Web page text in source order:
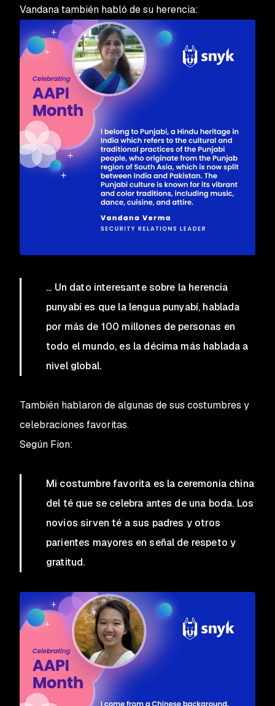
Vandana también habló de su herencia:
... Un dato interesante sobre la herencia
punyabí es que la lengua punyabí, hablada
por más de 100 millones de personas en
todo el mundo, es la décima más hablada a
nivel global.
También hablaron de algunas de sus costumbres y
celebraciones favoritas.
Según Fion:
Mi costumbre favorita es la ceremonia china
del té que se celebra antes de una boda. Los
novios sirven té a sus padres y otros
parientes mayores en señal de respeto y
gratitud.